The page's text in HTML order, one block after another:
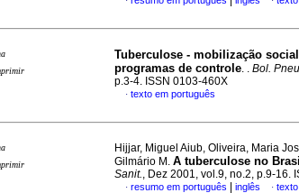
Tuberculose - mobilização
programas de controle. . Bol.
p.3-4. ISSN 0103-460X
· texto em português
Hijjar, Miguel Aiub, Oliveira, Maria
Gilmário M. A tuberculose no
Sanit., Dez 2001, vol.9, no.2, p.9-16.
· resumo em português inglês ·